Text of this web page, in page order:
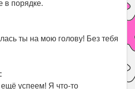
в порядке.
ты на мою голову! Без тебя
успеем! Я что-то